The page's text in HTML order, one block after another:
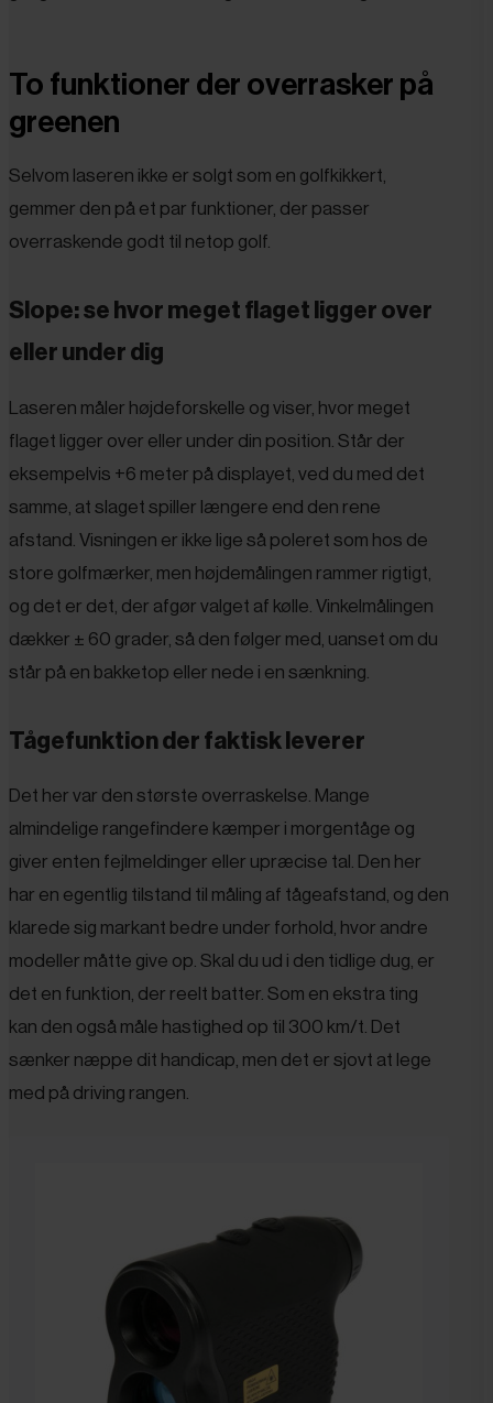
To funktioner der overrasker på
greenen
Selvom laseren ikke er solgt som en golfkikkert,
gemmer den på et par funktioner, der passer
overraskende godt til netop golf.
Slope: se hvor meget flaget ligger over
eller under dig
Laseren måler højdeforskelle og viser, hvor meget
flaget ligger over eller under din position. Står der
eksempelvis +6 meter på displayet, ved du med det
samme, at slaget spiller længere end den rene
afstand. Visningen er ikke lige så poleret som hos de
store golfmærker, men højdemålingen rammer rigtigt,
og det er det, der afgør valget af kølle. Vinkelmålingen
dækker ± 60 grader, så den følger med, uanset om du
står på en bakketop eller nede i en sænkning.
Tågefunktion der faktisk leverer
Det her var den største overraskelse. Mange
almindelige rangefindere kæmper i morgentåge og
giver enten fejlmeldinger eller upræcise tal. Den her
har en egentlig tilstand til måling af tågeafstand, og den
klarede sig markant bedre under forhold, hvor andre
modeller måtte give op. Skal du ud i den tidlige dug, er
det en funktion, der reelt batter. Som en ekstra ting
kan den også måle hastighed op til 300 km/t. Det
sænker næppe dit handicap, men det er sjovt at lege
med på driving rangen.